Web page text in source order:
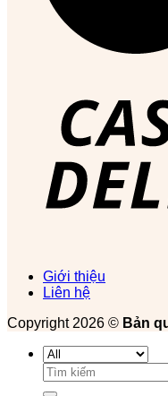
Giới thiệu
Liên hệ
Copyright 2026 © Bản
Tìm
kiếm: